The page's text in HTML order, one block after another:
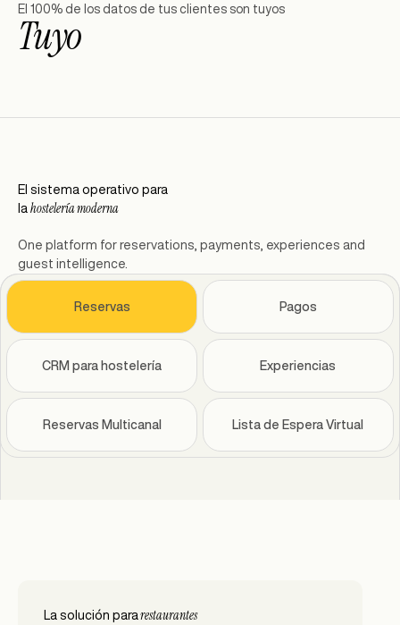
El 100% de los datos de tus clientes son tuyos
Tuyo
El sistema operativo para
la hostelería moderna
One platform for reservations, payments, experiences and
guest intelligence.
Reservas Pagos
CRM para hostelería Experiencias
Reservas Multicanal Lista de Espera Virtual
La solución pararestaurantes
La solución paragrupos y
La solución paraalta cocina y
La solución paraHoteles & F&B
La solución parabeach clubs
La solución parabares y ocio
La solución paragrandes